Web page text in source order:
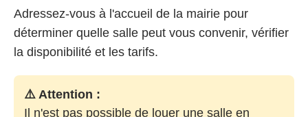
Adressez-vous à l'accueil de la mairie pour
déterminer quelle salle peut vous convenir, vérifier
la disponibilité et les tarifs.
⚠️ Attention :
Il n'est pas possible de louer une salle en